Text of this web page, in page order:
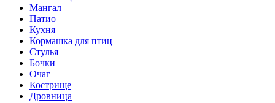
Мангал
Патио
Кухня
Кормашка для птиц
Стулья
Бочки
Очаг
Кострище
Дровница